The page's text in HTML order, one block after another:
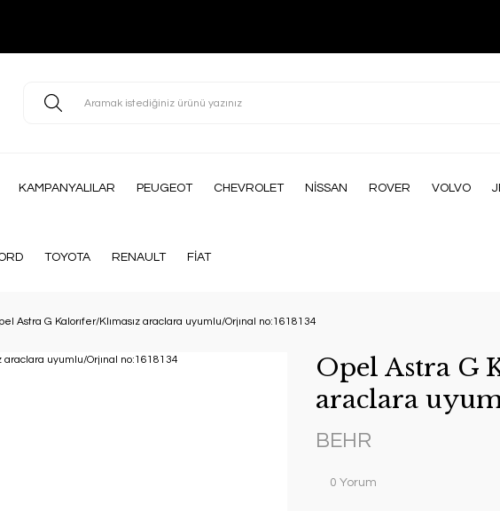
KAMPANYALILAR PEUGEOT CHEVROLET NİSSAN ROVER VOLVO
TOYOTA RENAULT FİAT
Astra G Kalorıfer/Klımasız araclara uyumlu/Orjınal no:1618134
Opel Astra G
araclara
BEHR
0 Yorum